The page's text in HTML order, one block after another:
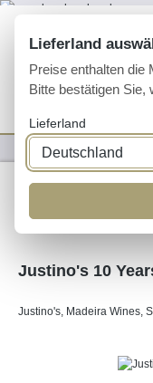
Zum Hauptinhalt springen
Likörweine
Justino's 10
Justino's, Madeira Wines,
Bildergalerie überspringen
Lieferland
Preise enthalten die
Bitte bestätigen Sie,
Lieferland